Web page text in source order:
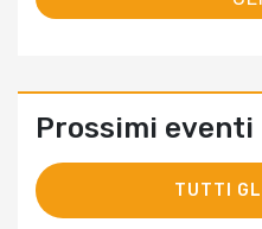
Prossimi eventi
TUTTI